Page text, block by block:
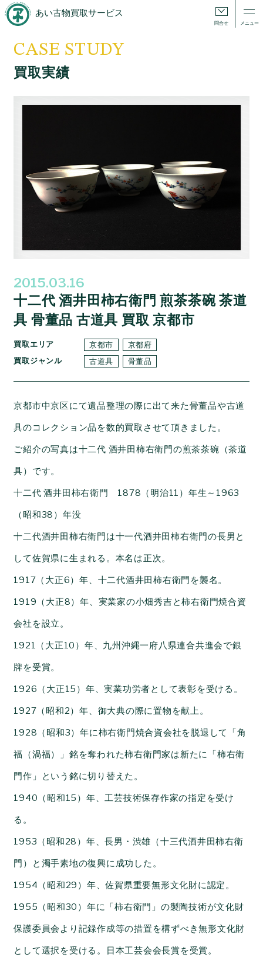
あい古物買取サービス
問合せ メニュー
CASE STUDY
買取実績
2015.03.16
十二代 酒井田柿右衛門 煎茶茶碗 茶道
具 骨董品 古道具 買取 京都市
買取エリア 京都市
京都府
買取ジャンル
古道具 骨董品
京都市中京区にて遺品整理の際に出て来た骨董品や古道
具のコレクション品を数的買取させて頂きました。
ご紹介の写真は十二代 酒井田柿右衛門の煎茶茶碗（茶道
具）です。
十二代 酒井田柿右衛門 1878（明治11）年生～1963
（昭和38）年没
十二代酒井田柿右衛門は十一代酒井田柿右衛門の長男と
して佐賀県に生まれる。本名は正次。
1917（大正6）年、十二代酒井田柿右衛門を襲名。
1919（大正8）年、実業家の小畑秀吉と柿右衛門焼合資
会社を設立。
1921（大正10）年、九州沖縄一府八県連合共進会で銀
牌を受賞。
1926（大正15）年、実業功労者として表彰を受ける。
1927（昭和2）年、御大典の際に置物を献上。
1928（昭和3）年に柿右衛門焼合資会社を脱退して「角
福（渦福）」銘を奪われた柿右衛門家は新たに「柿右衛
門作」という銘に切り替えた。
1940（昭和15）年、工芸技術保存作家の指定を受け
る。
1953（昭和28）年、長男・渋雄（十三代酒井田柿右衛
門）と濁手素地の復興に成功した。
1954（昭和29）年、佐賀県重要無形文化財に認定。
1955（昭和30）年に「柿右衛門」の製陶技術が文化財
保護委員会より記録作成等の措置を構ずべき無形文化財
として選択を受ける。日本工芸会会長賞を受賞。